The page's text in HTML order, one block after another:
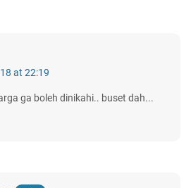
at 22:19
ga boleh dinikahi.. buset dah...